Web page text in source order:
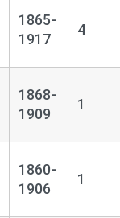
1865-
1917
4
1868-
1909
1
1860-
1906
1